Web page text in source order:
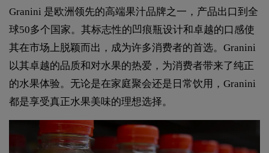
Granini 是欧洲领先的高端果汁品牌之一，产品出口到全
球50多个国家。其标志性的凹痕瓶设计和卓越的口感使
其在市场上脱颖而出，成为许多消费者的首选。Granini
以其卓越的品质和对水果的热爱，为消费者带来了纯正
的水果体验。无论是在家庭聚会还是日常饮用，Granini
都是享受真正水果美味的理想选择。